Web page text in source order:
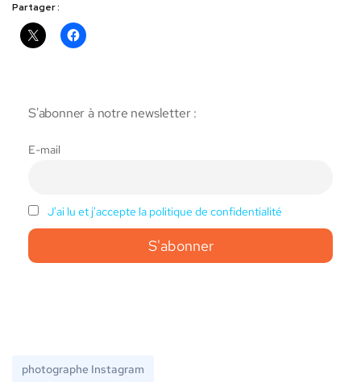
Partager :
S'abonner à notre newsletter :
E-mail
J'ai lu et j'accepte la politique de confidentialité
photographe Instagram